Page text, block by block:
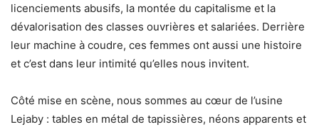
licenciements abusifs, la montée du capitalisme et la
dévalorisation des classes ouvrières et salariées. Derrière
leur machine à coudre, ces femmes ont aussi une histoire
et c’est dans leur intimité qu’elles nous invitent.
Côté mise en scène, nous sommes au cœur de l’usine
Lejaby : tables en métal de tapissières, néons apparents et